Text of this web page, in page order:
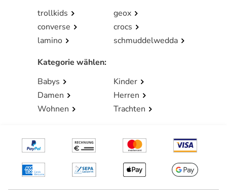
trollkids
geox
converse
crocs
lamino
schmuddelwedda
Kategorie wählen:
Babys
Kinder
Damen
Herren
Wohnen
Trachten